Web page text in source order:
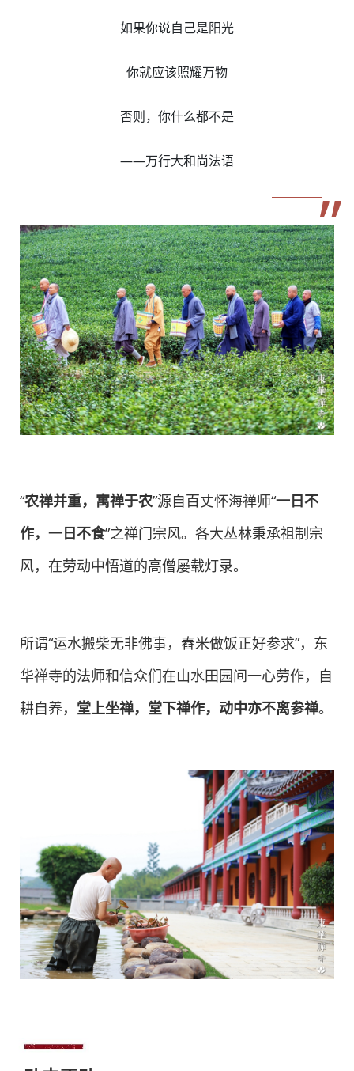
如果你说自己是阳光
你就应该照耀万物
否则，你什么都不是
——万行大和尚法语
”
“农禅并重，寓禅于农”源自百丈怀海禅师“一日不
作，一日不食”之禅门宗风。各大丛林秉承祖制宗
风，在劳动中悟道的高僧屡载灯录。
所谓“运水搬柴无非佛事，舂米做饭正好参求”，东
华禅寺的法师和信众们在山水田园间一心劳作，自
耕自养， 堂上坐禅，堂下禅作，动中亦不离参禅。